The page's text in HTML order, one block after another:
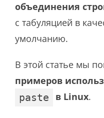
объединения
с табуляцией в
умолчанию.
В этой статье мы
примеров
paste
в Linux.